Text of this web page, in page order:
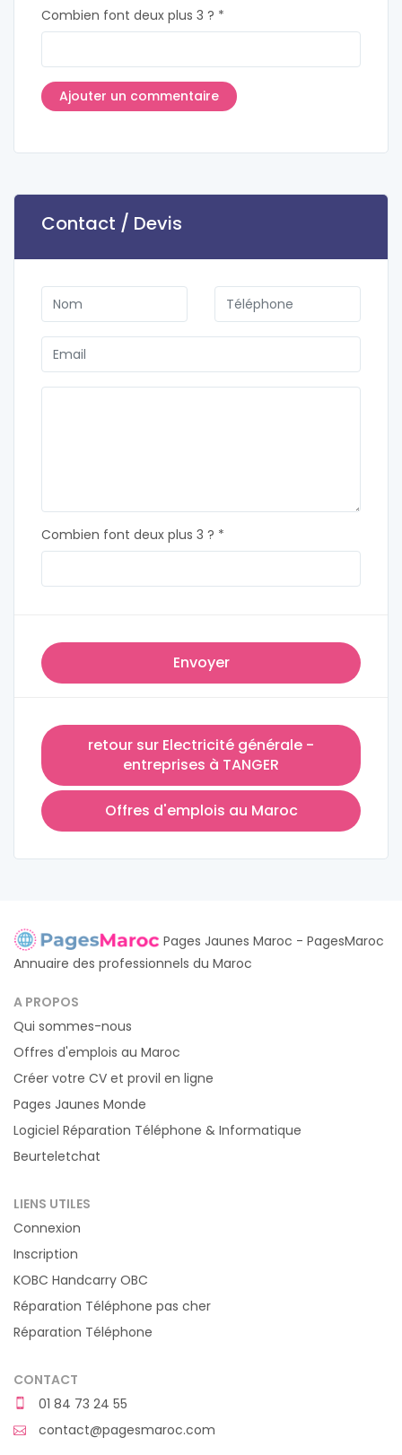
Combien font deux plus 3 ? *
Contact / Devis
Combien font deux plus 3 ? *
Envoyer
retour sur Electricité générale -
entreprises à TANGER
Offres d'emplois au Maroc
Pages Jaunes Maroc - PagesMaroc
Annuaire des professionnels du Maroc
A PROPOS
Qui sommes-nous
Offres d'emplois au Maroc
Créer votre CV et provil en ligne
Pages Jaunes Monde
Logiciel Réparation Téléphone & Informatique
Beurteletchat
LIENS UTILES
Connexion
Inscription
KOBC Handcarry OBC
Réparation Téléphone pas cher
Réparation Téléphone
CONTACT
01 84 73 24 55
contact@pagesmaroc.com